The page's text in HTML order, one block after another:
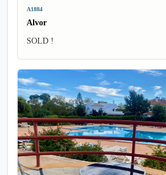
A1884
Alvor
SOLD !